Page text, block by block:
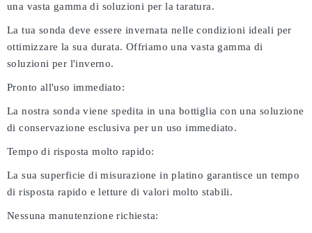
una vasta gamma di soluzioni per la taratura.
La tua sonda deve essere invernata nelle condizioni ideali per
ottimizzare la sua durata. Offriamo una vasta gamma di
soluzioni per l'inverno.
Pronto all'uso immediato:
La nostra sonda viene spedita in una bottiglia con una soluzione
di conservazione esclusiva per un uso immediato.
Tempo di risposta molto rapido:
La sua superficie di misurazione in platino garantisce un tempo
di risposta rapido e letture di valori molto stabili.
Nessuna manutenzione richiesta: